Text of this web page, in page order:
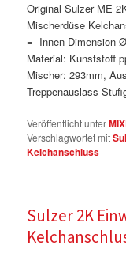
Original Sulzer ME
Mischerdüse
= Innen Dimension
Material: Kunststoff
Mischer: 293mm,
Treppenauslass-
Veröffentlicht unter
Verschlagwortet mit
Kelchanschluss
Sulzer 2K